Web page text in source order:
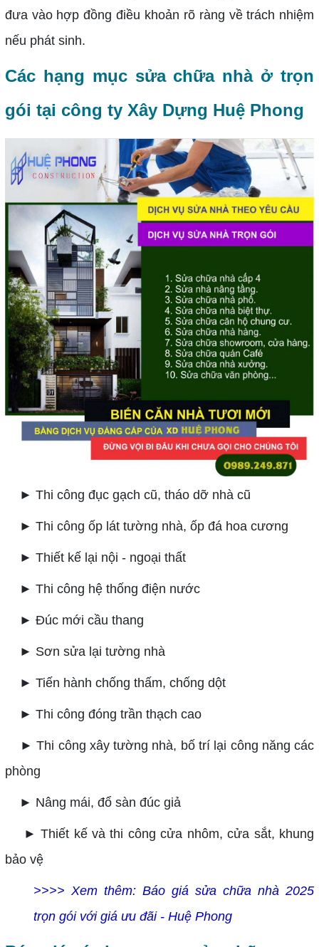
đưa vào hợp đồng điều khoản rõ ràng về trách nhiệm
nếu phát sinh.
Các hạng mục sửa chữa nhà ở trọn
gói tại công ty Xây Dựng Huệ Phong
► Thi công đục gạch cũ, tháo dỡ nhà cũ
► Thi công ốp lát tường nhà, ốp đá hoa cương
► Thiết kế lại nội - ngoại thất
► Thi công hệ thống điện nước
► Đúc mới cầu thang
► Sơn sửa lại tường nhà
► Tiến hành chống thấm, chống dột
► Thi công đóng trần thạch cao
► Thi công xây tường nhà, bố trí lại công năng các
phòng
► Nâng mái, đổ sàn đúc giả
► Thiết kế và thi công cửa nhôm, cửa sắt, khung
bảo vệ
>>>> Xem thêm: Báo giá sửa chữa nhà 2025
trọn gói với giá ưu đãi - Huệ Phong